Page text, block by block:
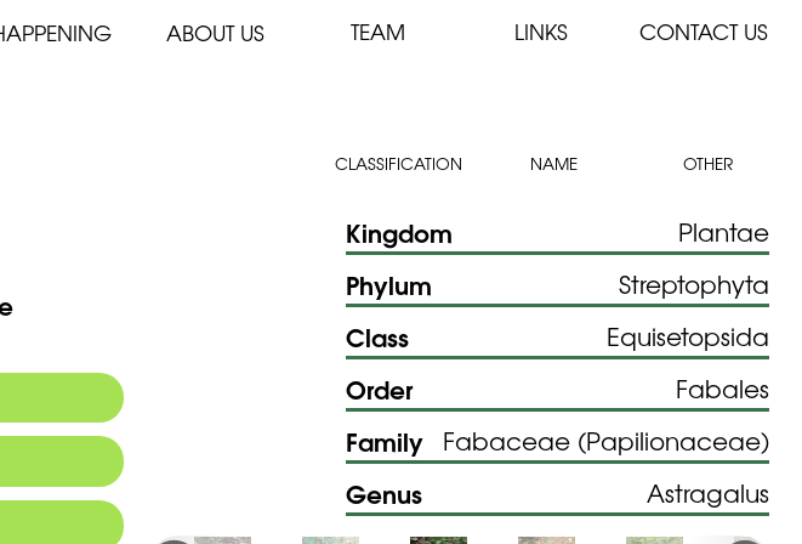
ABOUT US TEAM LINKS CONTACT US
CLASSIFICATION NAME OTHER
Kingdom Plantae
Phylum Streptophyta
Class Equisetopsida
Order Fabales
Family Fabaceae (Papilionaceae)
Genus Astragalus